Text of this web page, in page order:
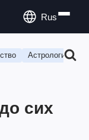
Rus
Астрология
сих